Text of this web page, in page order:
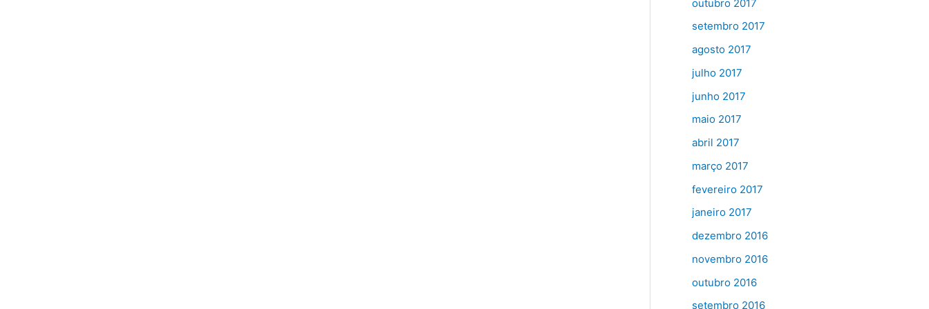
outubro 2017
setembro 2017
agosto 2017
julho 2017
junho 2017
maio 2017
abril 2017
março 2017
fevereiro 2017
janeiro 2017
dezembro 2016
novembro 2016
outubro 2016
setembro 2016